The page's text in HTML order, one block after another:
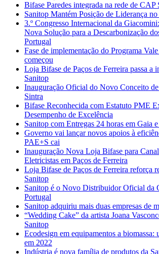
Bifase Paredes integrada na rede de CAP
Sanitop Mantém Posição de Liderança no
3.º Congresso Internacional da
Nova Solução para a Descarbonização
Portugal
Fase de implementação do Programa
começou
Loja Bifase de Paços de Ferreira passa a
Sanitop
Inauguração Oficial do Novo Conceito
Sintra
Bifase Reconhecida com Estatuto PME
Desempenho de Excelência
Sanitop com Entregas 24 horas em Gaia
Governo vai lançar novos apoios à
PAE+S cai
Inauguração Nova Loja Bifase para
Eletricistas em Paços de Ferreira
Loja Bifase de Paços de Ferreira reforça
Sanitop
Sanitop é o Novo Distribuidor Oficial da
Portugal
Sanitop adquiriu mais duas empresas de
“Wedding Cake” da artista Joana
Sanitop
Ecodesign em equipamentos a biomassa:
em 2022
Indústria é nova família de produtos da